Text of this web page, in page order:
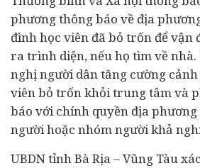
phương thông báo về địa
đình học viên đã bỏ trốn để vận
ra trình diện, nếu họ tìm về nhà.
nghị người dân tăng cường
viên bỏ trốn khỏi trung tâm và
báo với chính quyền địa
người hoặc nhóm người khả
UBDN tỉnh Bà Rịa – Vũng Tàu